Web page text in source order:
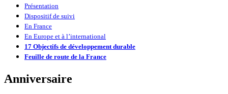
Présentation
Dispositif de suivi
En France
En Europe et à l’international
17 Objectifs de développement durable
Feuille de route de la France
Anniversaire